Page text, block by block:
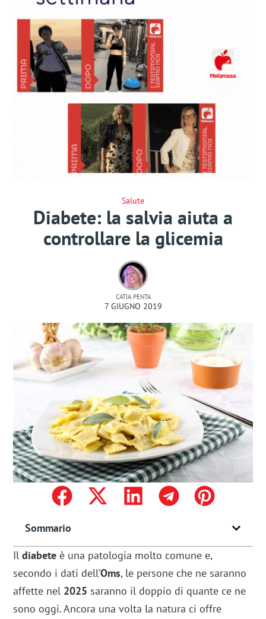
Salute
Diabete: la salvia aiuta a
controllare la glicemia
CATIA PENTA
7 GIUGNO 2019
Sommario
Ildiabete è una patologia molto comune e,
secondo i dati dell’Oms, le persone che ne saranno
affette nel 2025 saranno il doppio di quante ce ne
sono oggi. Ancora una volta la natura ci offre